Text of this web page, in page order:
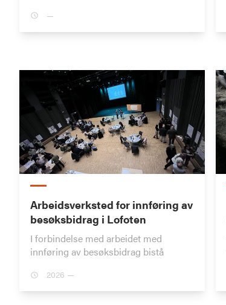
—
Arbeidsverksted for innføring av
besøksbidrag i Lofoten
I forbindelse med arbeidet med
innføring av besøksbidrag bistå
2026 —